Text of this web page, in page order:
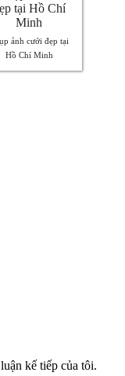
ảnh cưới đẹp tại
Hồ Chí Minh
kế tiếp của tôi.